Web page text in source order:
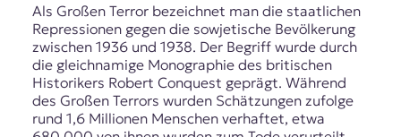
Als Großen Terror bezeichnet man die staatlichen
Repressionen gegen die sowjetische Bevölkerung
zwischen 1936 und 1938. Der Begriff wurde durch
die gleichnamige Monographie des britischen
Historikers Robert Conquest geprägt. Während
des Großen Terrors wurden Schätzungen zufolge
rund 1,6 Millionen Menschen verhaftet, etwa